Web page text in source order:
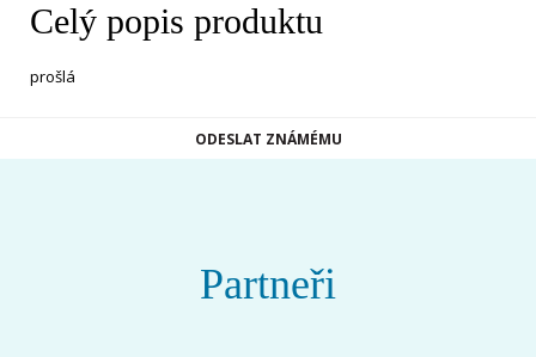
Celý popis produktu
prošlá
ODESLAT ZNÁMÉMU
Partneři